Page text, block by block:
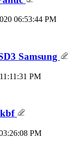
06:53:44 PM
Samsung
11:11:31 PM
PM